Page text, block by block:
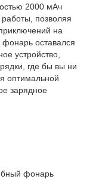
2000 мАч
позволяя
на
оставался
устройство,
где бы вы ни
оптимальной
зарядное
фонарь